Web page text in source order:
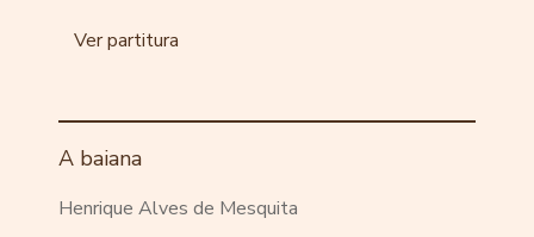
Ver partitura
A baiana
Henrique Alves de Mesquita